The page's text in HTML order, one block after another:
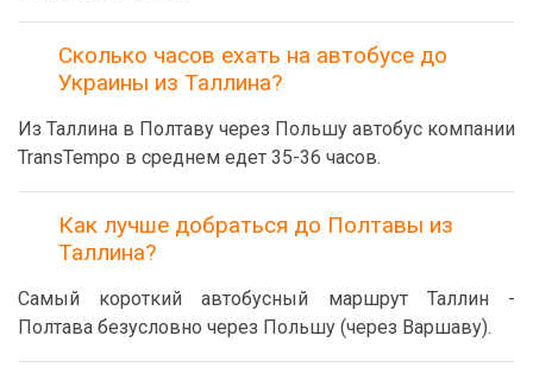
Сколько часов ехать на автобусе до
Украины из Таллина?
Из Таллина в Полтаву через Польшу автобус компании
TransTempo в среднем едет 35-36 часов.
Как лучше добраться до Полтавы из
Таллина?
Самый короткий автобусный маршрут Таллин -
Полтава безусловно через Польшу (через Варшаву).